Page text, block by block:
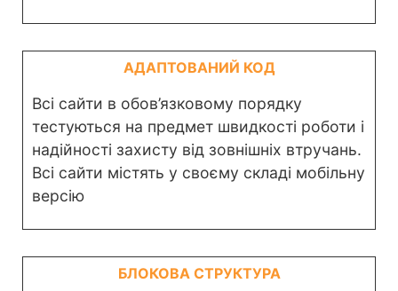
АДАПТОВАНИЙ КОД
Всі сайти в обов’язковому порядку
тестуються на предмет швидкості роботи і
надійності захисту від зовнішніх втручань.
Всі сайти містять у своєму складі мобільну
версію
БЛОКОВА СТРУКТУРА